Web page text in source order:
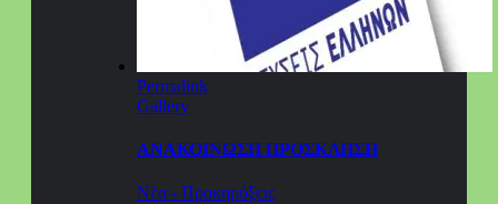
Permalink
Gallery
ΑΝΑΚΟΙΝΩΣΗ ΠΡΟΣΚΛΗΣΗ
Νέα - Προκηρύξεις